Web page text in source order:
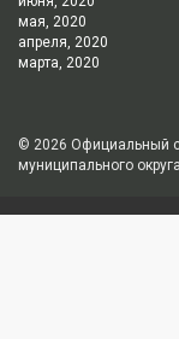
мая, 2020
апреля, 2020
марта, 2020
© 2026 Официальный
муниципального